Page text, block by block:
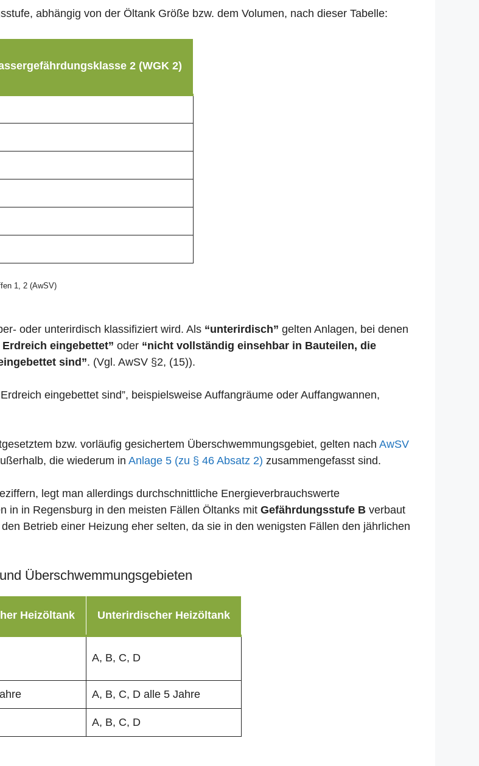
abhängig von der Öltank Größe bzw. dem Volumen, nach dieser Tabelle:
2 (WGK 2)
1, 2 (AwSV)
oder unterirdisch klassifiziert wird. Als “unterirdisch” gelten Anlagen, bei denen
eingebettet” oder “nicht vollständig einsehbar in Bauteilen, die
sind”. (Vgl. AwSV §2, (15)).
eingebettet sind”, beispielsweise Auffangräume oder Auffangwannen,
bzw. vorläufig gesichertem Überschwemmungsgebiet, gelten nach AwSV
die wiederum in Anlage 5 (zu § 46 Absatz 2) zusammengefasst sind.
legt man allerdings durchschnittliche Energieverbrauchswerte
in in Regensburg in den meisten Fällen Öltanks mit Gefährdungsstufe B verbaut
Betrieb einer Heizung eher selten, da sie in den wenigsten Fällen den jährlichen
Überschwemmungsgebieten
Heizöltank Unterirdischer Heizöltank
A, B, C, D
A, B, C, D alle 5 Jahre
A, B, C, D